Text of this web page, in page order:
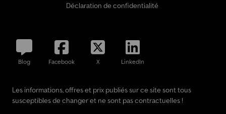
Déclaration de confidentialité
Blog Facebook X LinkedIn
Les informations, offres et prix publiés sur ce site sont tous
susceptibles de changer et ne sont pas contractuelles !